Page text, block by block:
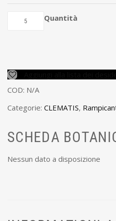
Quantità
COD: N/A
Categorie: CLEMATIS,
SCHEDA
Nessun dato a disposizione